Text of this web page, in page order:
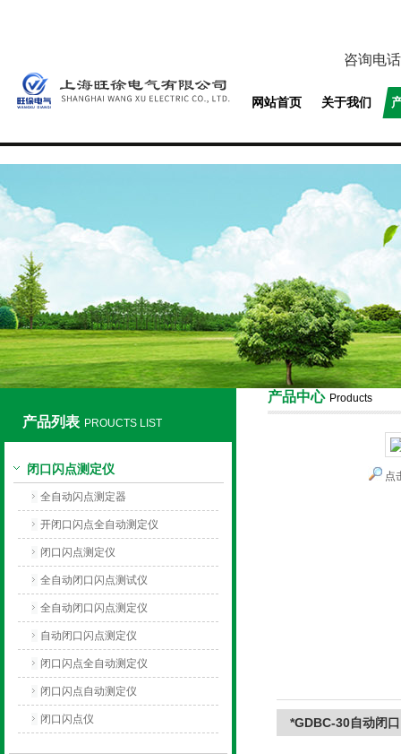
上海旺徐电气有限公司
咨询电
网站首页 关于我们
产品列表 PROUCTS LIST
闭口闪点测定仪
全自动闪点测定器
开闭口闪点全自动测定仪
闭口闪点测定仪
全自动闭口闪点测试仪
全自动闭口闪点测定仪
自动闭口闪点测定仪
闭口闪点全自动测定仪
闭口闪点自动测定仪
闭口闪点仪
产品中心 Products
点
*GDBC-30自动闭